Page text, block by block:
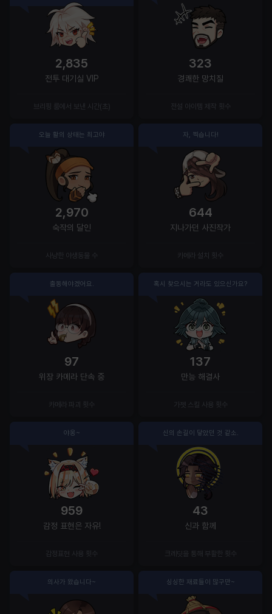
2,835
전투 대기실 VIP
브리핑 룸에서 보낸 시간(초)
323
경쾌한 망치질
전설 아이템 제작 횟수
오늘 활의 상태는 최고야
2,970
숙작의 달인
사냥한 야생동물 수
자, 찍습니다!
644
지나가던 사진작가
카메라 설치 횟수
출동해야겠어요.
97
위장 카메라 단속 중
카메라 파괴 횟수
혹시 찾으시는 거라도 있으신가요?
137
만능 해결사
가젯 스킬 사용 횟수
야옹~
959
감정 표현은 자유!
감정표현 사용 횟수
신의 손길이 닿았던 것 같소.
43
신과 함께
크레딧을 통해 부활한 횟수
의사가 왔습니다~ 싱싱한 재료들이 많구만~